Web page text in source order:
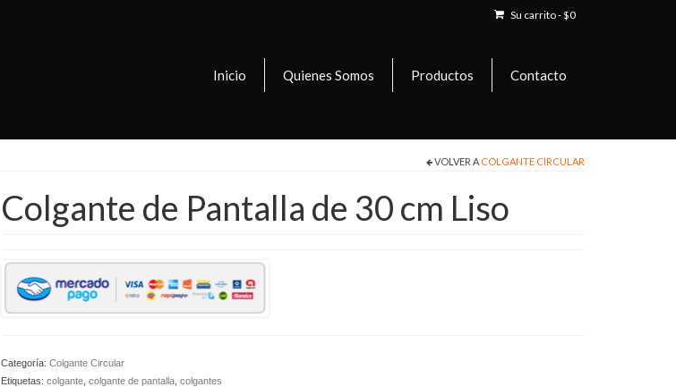
Su carrito-$0
Inicio Quienes Somos Productos Contacto
VOLVER A COLGANTE CIRCULAR
Colgante de Pantalla de 30 cm Liso
Categoría: Colgante Circular
Etiquetas: colgante, colgante de pantalla, colgantes